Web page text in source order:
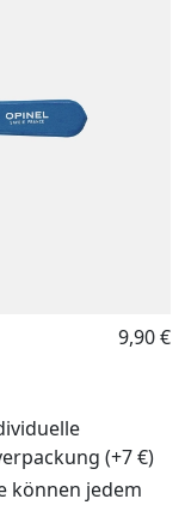
9,90 €
(+7 €)
können jedem